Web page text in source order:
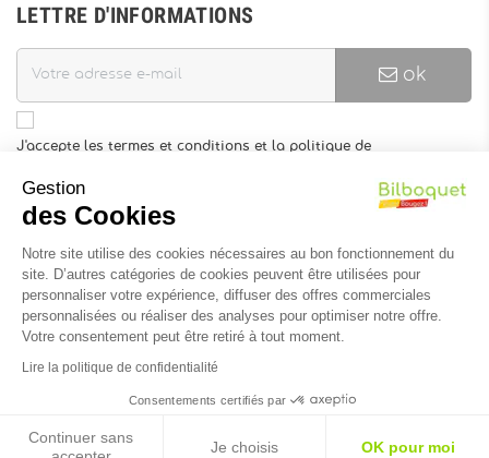
LETTRE D'INFORMATIONS
ok
J'accepte les termes et conditions et la politique de
Vous pouvez vous désinscrire à tout moment. Vous trouverez pour
cela nos informations de contact dans les conditions d'utilisation
INFORMATIONS
Réalisation du site :
Gestion
des Cookies
Notre site utilise des cookies nécessaires au bon fonctionnement du
site. D’autres catégories de cookies peuvent être utilisées pour
personnaliser votre expérience, diffuser des offres commerciales
personnalisées ou réaliser des analyses pour optimiser notre offre.
Votre consentement peut être retiré à tout moment.
Lire la politique de confidentialité
Consentements certifiés par
Continuer sans
Je choisis OK pour moi